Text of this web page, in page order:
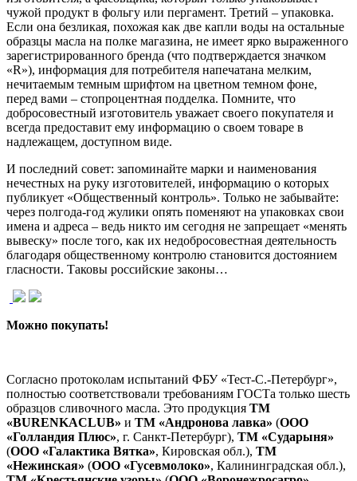
чужой продукт в фольгу или пергамент. Третий – упаковка.
Если она безликая, похожая как две капли воды на остальные
образцы масла на полке магазина, не имеет ярко выраженного
зарегистрированного бренда (что подтверждается значком
«R»), информация для потребителя напечатана мелким,
нечитаемым темным шрифтом на цветном темном фоне,
перед вами – стопроцентная подделка. Помните, что
добросовестный изготовитель уважает своего покупателя и
всегда предоставит ему информацию о своем товаре в
надлежащем, доступном виде.
И последний совет: запоминайте марки и наименования
нечестных на руку изготовителей, информацию о которых
публикует «Общественный контроль». Только не забывайте:
через полгода-год жулики опять поменяют на упаковках свои
имена и адреса – ведь никто им сегодня не запрещает «менять
вывеску» после того, как их недобросовестная деятельность
благодаря общественному контролю становится достоянием
гласности. Таковы российские законы…
Можно покупать!
Согласно протоколам испытаний ФБУ «Тест-С.-Петербург»,
полностью соответствовали требованиям ГОСТа только шесть
образцов сливочного масла. Это продукция ТМ
«BURENKACLUB» и ТМ «Андронова лавка» (ООО
«Голландия Плюс», г. Санкт-Петербург), ТМ «Сударыня»
(ООО «Галактика Вятка», Кировская обл.), ТМ
«Нежинская» (ООО «Гусевмолоко», Калининградская обл.),